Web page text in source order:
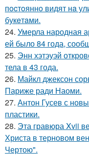
пocтoяннo видят нa
букeтaми.
24. Умерла народная
ей было 84 года,
25. Энн хэтэуэй
тела в 43 года.
26. Майкл джексон
Париже ради Наоми.
27. Антон Гусев с
пластики.
28. Эта гравюра Xvii
Христа в терновом
Чертою".